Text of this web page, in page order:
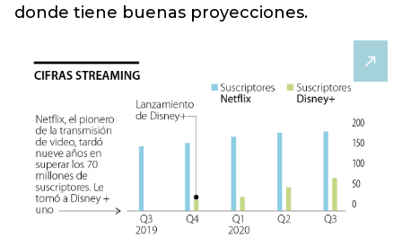
donde tiene buenas proyecciones.